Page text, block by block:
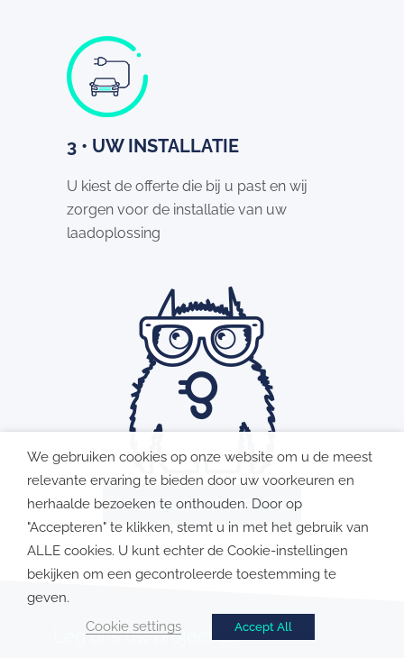
3 • UW INSTALLATIE
U kiest de offerte die bij u past en wij
zorgen voor de installatie van uw
laadoplossing
ONTVANG UW OFFERTE
Leg ons uw project uit
We gebruiken cookies op onze website om u de meest
relevante ervaring te bieden door uw voorkeuren en
herhaalde bezoeken te onthouden. Door op
"Accepteren" te klikken, stemt u in met het gebruik van
ALLE cookies. U kunt echter de Cookie-instellingen
bekijken om een ​​gecontroleerde toestemming te
geven.
Cookie settings
Accept All